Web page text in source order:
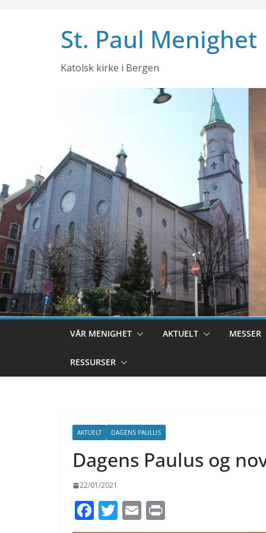
St. Paul Menighet
Katolsk kirke i Bergen
VÅR MENIGHET AKTUELT MESSER
RESSURSER
AKTUELT DAGENS PAULUS
Dagens Paulus og
22/01/2021
F T E